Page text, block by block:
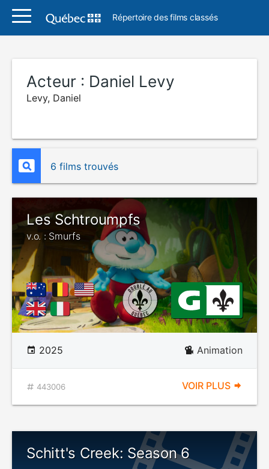
Répertoire des films classés
Acteur : Daniel Levy
Levy, Daniel
6 films trouvés
Les Schtroumpfs
v.o. : Smurfs
2025 Animation
443006 VOIR PLUS
Schitt's Creek: Season 6